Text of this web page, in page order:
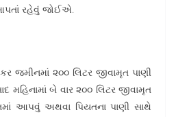
રહેવું જોઈએ.
૨૦૦ લિટર જીવામૃત પાણી
બે વાર ૨૦૦ લિટર જીવામૃત
આપવું અથવા પિયતના પાણી સાથે